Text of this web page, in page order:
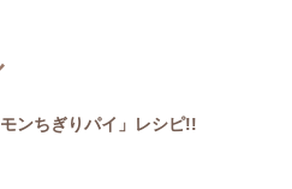
モンちぎりパイ」レシピ!!